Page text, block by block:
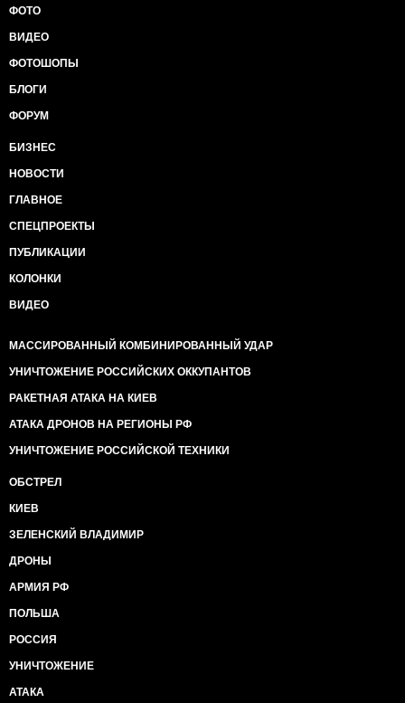
ФОТО
ВИДЕО
ФОТОШОПЫ
БЛОГИ
ФОРУМ
БИЗНЕС
НОВОСТИ
ГЛАВНОЕ
СПЕЦПРОЕКТЫ
ПУБЛИКАЦИИ
КОЛОНКИ
ВИДЕО
МАССИРОВАННЫЙ КОМБИНИРОВАННЫЙ УДАР
УНИЧТОЖЕНИЕ РОССИЙСКИХ ОККУПАНТОВ
РАКЕТНАЯ АТАКА НА КИЕВ
АТАКА ДРОНОВ НА РЕГИОНЫ РФ
УНИЧТОЖЕНИЕ РОССИЙСКОЙ ТЕХНИКИ
ОБСТРЕЛ
КИЕВ
ЗЕЛЕНСКИЙ ВЛАДИМИР
ДРОНЫ
АРМИЯ РФ
ПОЛЬША
РОССИЯ
УНИЧТОЖЕНИЕ
АТАКА